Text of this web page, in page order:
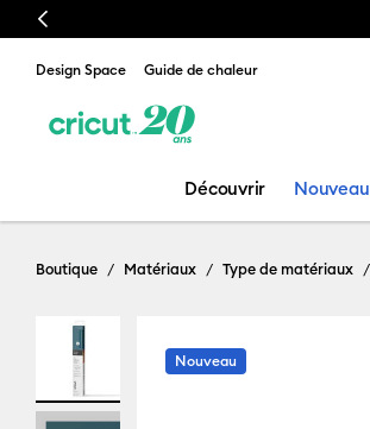
Previous
Design Space Guide de chaleur
Découvrir Nouveau
Boutique Matériaux Type de matériaux
Nouveau